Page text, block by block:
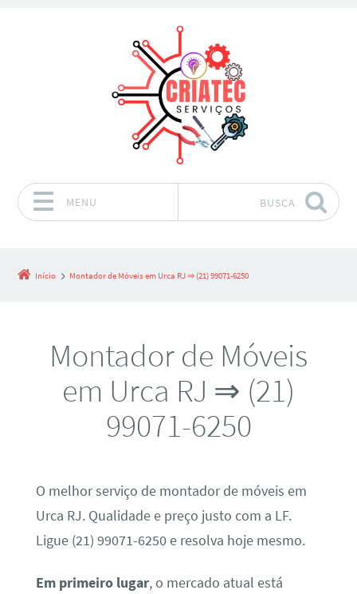
MENU BUSCA
Início Montador de Móveis em Urca RJ ⇒ (21) 99071-6250
Montador de Móveis
em Urca RJ ⇒ (21)
99071-6250
O melhor serviço de montador de móveis em
Urca RJ. Qualidade e preço justo com a LF.
Ligue (21) 99071-6250 e resolva hoje mesmo.
Em primeiro lugar, o mercado atual está